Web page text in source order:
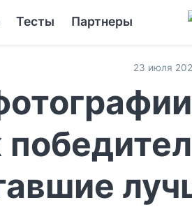
Тесты Партнеры
23 июля